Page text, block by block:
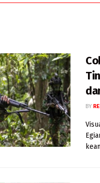
BY